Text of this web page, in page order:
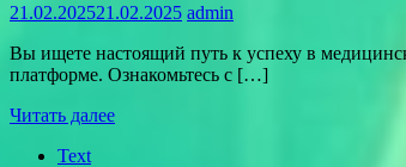
21.02.202521.02.2025 admin
Вы ищете настоящий путь к успеху в
платформе. Ознакомьтесь с […]
Читать далее
Text